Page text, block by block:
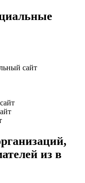
сайт
из в